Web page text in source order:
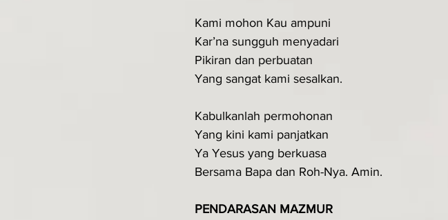
Kami mohon Kau ampuni
Kar’na sungguh menyadari
Pikiran dan perbuatan
Yang sangat kami sesalkan.
Kabulkanlah permohonan
Yang kini kami panjatkan
Ya Yesus yang berkuasa
Bersama Bapa dan Roh-Nya. Amin.
PENDARASAN MAZMUR